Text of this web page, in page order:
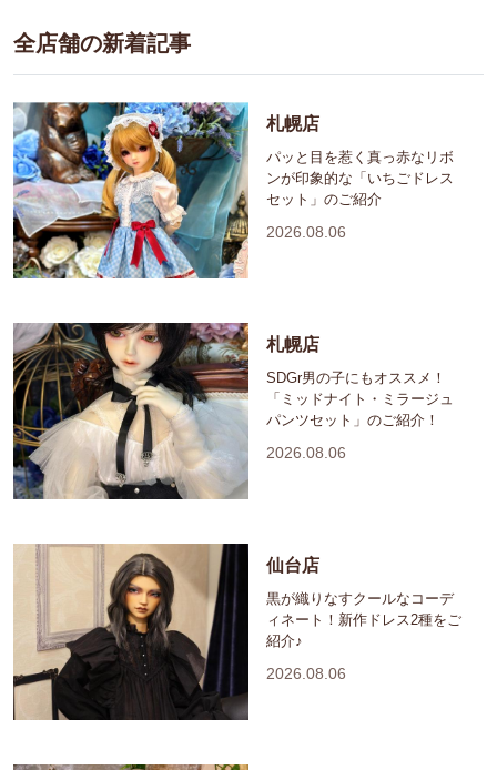
全店舗の新着記事
札幌店
パッと目を惹く真っ赤なリボ
ンが印象的な「いちごドレス
セット」のご紹介
2026.08.06
札幌店
SDGr男の子にもオススメ！
「ミッドナイト・ミラージュ
パンツセット」のご紹介！
2026.08.06
仙台店
黒が織りなすクールなコーデ
ィネート！新作ドレス2種をご
紹介♪
2026.08.06